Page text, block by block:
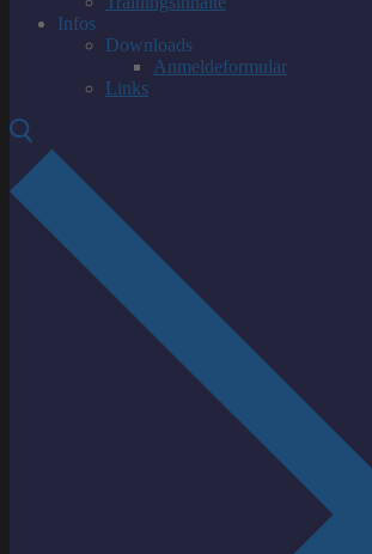
Infos
Downloads
Anmeldeformular
Links